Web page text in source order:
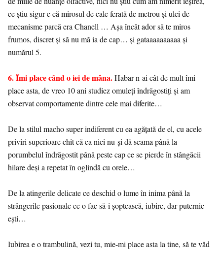
ce știu sigur e că mirosul de cale ferată de metrou și ulei de
mecanisme parcă era Chanell … Așa încât ador să te miros
frumos, discret și să nu mă ia de cap… și gataaaaaaaaaa și
numărul 5.
6. Îmi place când o iei de mâna.Habar n-ai cât de mult îmi
place asta, de vreo 10 ani studiez omuleți îndrăgostiți și am
observat comportamente dintre cele mai diferite…
De la stilul macho super indiferent cu ea agățată de el, cu acele
priviri superioare chit că ea nici nu-și dă seama până la
porumbelul îndrăgostit până peste cap ce se pierde în stângăcii
hilare deși a repetat în oglindă cu orele…
De la atingerile delicate ce deschid o lume în inima până la
strângerile pasionale ce o fac să-i șoptească, iubire, dar puternic
ești…
Iubirea e o trambulină, vezi tu, mie-mi place asta la tine, să te văd